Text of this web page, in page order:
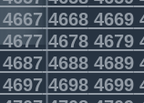
46684669
46784679
46884689
46984699